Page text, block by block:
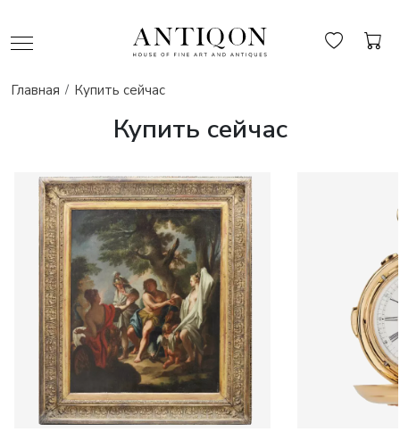
Главная Купить сейчас
Купить сейчас